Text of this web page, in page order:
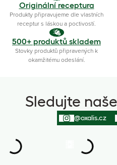
Originální receptura
Produkty připravujeme dle vlastních
receptur s láskou a poctivostí.
500+ produktů skladem
Stovky produktů připravených k
okamžitému odeslání.
Sledujte
@oxalis.cz